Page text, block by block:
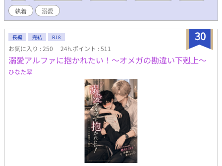
執着
溺愛
30
長編 完結 R18
お気に入り : 250 24h.ポイント : 511
溺愛アルファに抱かれたい！～オメガの勘違い下剋上～
ひなた翠